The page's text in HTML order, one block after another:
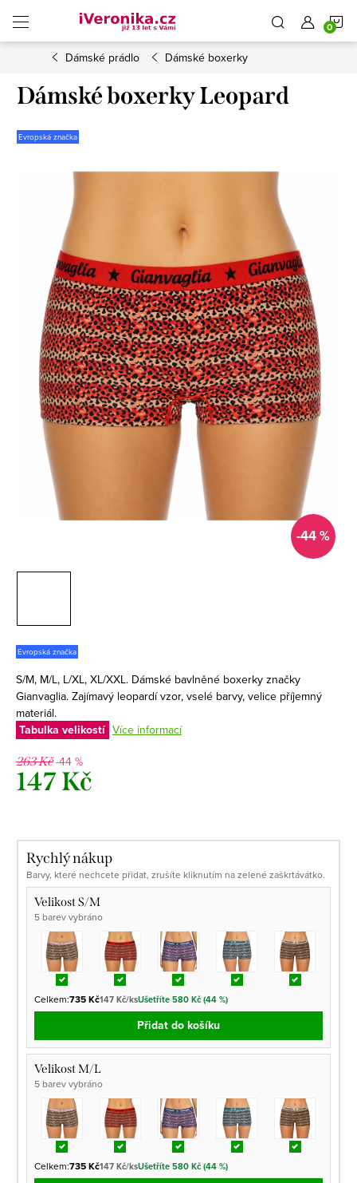
obsah
Dámské prádlo Dámské boxerky
Dámské boxerky Leopard
Evropská značka
-44 %
Evropská značka
S/M, M/L, L/XL, XL/XXL. Dámské bavlněné boxerky značky
Gianvaglia. Zajímavý leopardí vzor, vselé barvy, velice příjemný
materiál.
Tabulka velikostí Více informací
263 Kč-44 %
147 Kč
Rychlý nákup
Barvy, které nechcete přidat, zrušíte kliknutím na zelené zaškrtávátko.
Velikost S/M
5 barev vybráno
Celkem:735 Kč147 Kč/ksUšetříte 580 Kč (44 %)
Přidat do košíku
Velikost M/L
5 barev vybráno
Celkem:735 Kč147 Kč/ksUšetříte 580 Kč (44 %)